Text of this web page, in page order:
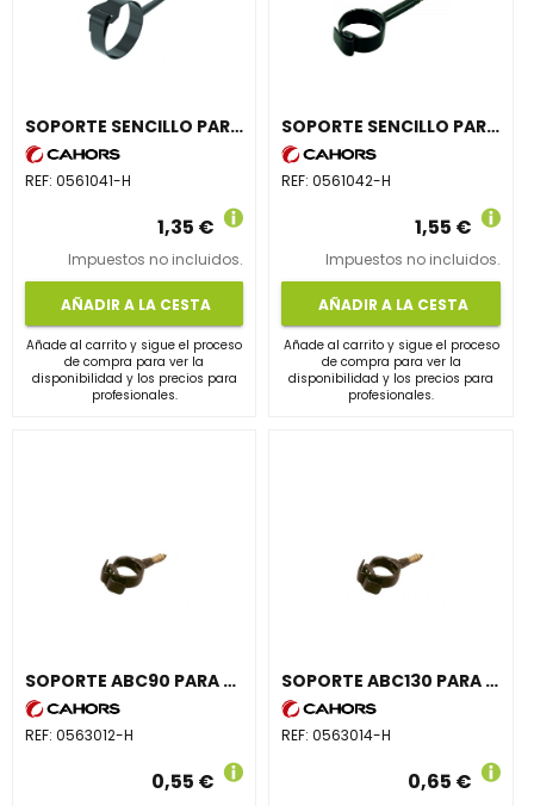
SOPORTE SENCILLO PARA LÍNEA ARC-21
REF: 0561041-H
1,35 €
Impuestos no incluidos.
AÑADIR A LA CESTA
Añade al carrito y sigue el proceso
de compra para ver la
disponibilidad y los precios para
profesionales.
SOPORTE SENCILLO PARA LÍNEA ARC-215
REF:0561042-H
1,55 €
Impuestos no incluidos.
AÑADIR A LA CESTA
Añade al carrito y sigue el proceso
de compra para ver la
disponibilidad y los precios para
profesionales.
SOPORTE ABC90 PARA ACOMETIDA CON CIERRE HEBILLA
REF: 0563012-H
0,55 €
SOPORTE ABC130 PARA ACOMETIDA CON CIERRE HEBILLA
REF:0563014-H
0,65 €